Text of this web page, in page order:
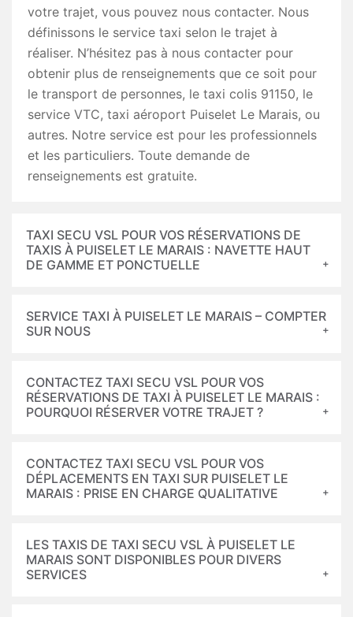
votre trajet, vous pouvez nous contacter. Nous
définissons le service taxi selon le trajet à
réaliser. N’hésitez pas à nous contacter pour
obtenir plus de renseignements que ce soit pour
le transport de personnes, le taxi colis 91150, le
service VTC, taxi aéroport Puiselet Le Marais, ou
autres. Notre service est pour les professionnels
et les particuliers. Toute demande de
renseignements est gratuite.
TAXI SECU VSL POUR VOS RÉSERVATIONS DE
TAXIS À PUISELET LE MARAIS : NAVETTE HAUT
DE GAMME ET PONCTUELLE
SERVICE TAXI À PUISELET LE MARAIS – COMPTER
SUR NOUS
CONTACTEZ TAXI SECU VSL POUR VOS
RÉSERVATIONS DE TAXI À PUISELET LE MARAIS :
POURQUOI RÉSERVER VOTRE TRAJET ?
CONTACTEZ TAXI SECU VSL POUR VOS
DÉPLACEMENTS EN TAXI SUR PUISELET LE
MARAIS : PRISE EN CHARGE QUALITATIVE
LES TAXIS DE TAXI SECU VSL À PUISELET LE
MARAIS SONT DISPONIBLES POUR DIVERS
SERVICES